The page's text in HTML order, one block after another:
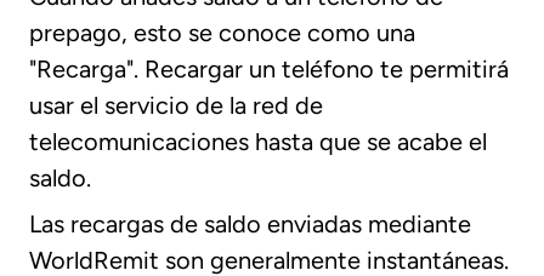
prepago, esto se conoce como una
"Recarga". Recargar un teléfono te permitirá
usar el servicio de la red de
telecomunicaciones hasta que se acabe el
saldo.
Las recargas de saldo enviadas mediante
WorldRemit son generalmente instantáneas.